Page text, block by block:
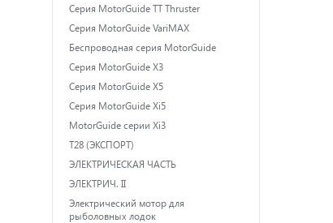
Серия MotorGuide TT Thruster
Серия MotorGuide VariMAX
Беспроводная серия MotorGuide
Серия MotorGuide X3
Серия MotorGuide X5
Серия MotorGuide Xi5
MotorGuide серии Xi3
T28 (ЭКСПОРТ)
ЭЛЕКТРИЧЕСКАЯ ЧАСТЬ
ЭЛЕКТРИЧ. II
Электрический мотор для
рыболовных лодок